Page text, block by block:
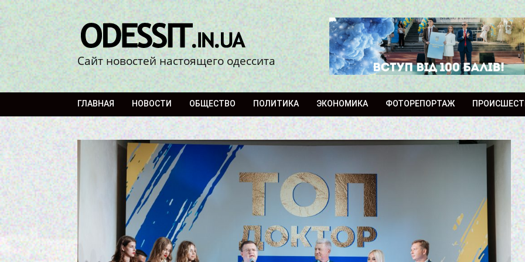
Сайт новостей настоящего одессита
ГЛАВНАЯ НОВОСТИ ОБЩЕСТВО ПОЛИТИКА ЭКОНОМИКА ФОТОРЕПОРТАЖ